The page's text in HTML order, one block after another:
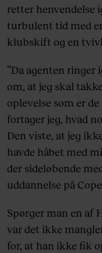
retter henvendelse
turbulent tid med
klubskift og en
”Da agenten ringer
om, at jeg skal
oplevelse som er
fortager jeg, hvad
Den viste, at jeg
havde håbet med
der sideløbende
uddannelse på
Spørger man en af
var det ikke
for, at han ikke fik